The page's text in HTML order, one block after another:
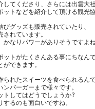
してくださり、さらには出雲大
グッズも販売されていたり、
れています。
ットがたくさんある事にちなん
られたスイーツを食べられるん
バーガーまで様々です。
トしてはどうでしょうか?